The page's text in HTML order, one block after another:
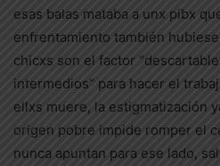
esas balas mataba a unx pibx
enfrentamiento también
chicxs son el factor
intermedios” para hacer el
ellxs muere, la estigmatización
origen pobre impide romper el
nunca apuntan para ese lado,